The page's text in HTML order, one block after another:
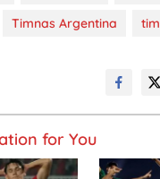
Timnas Argentina
for You